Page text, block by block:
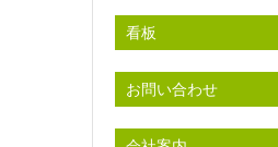
看板
お問い合わせ